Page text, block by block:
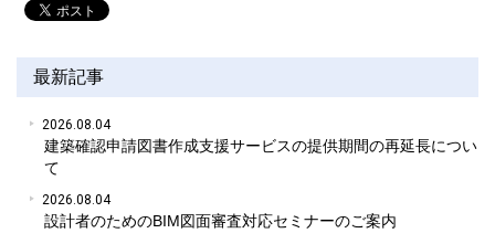
最新記事
2026.08.04
建築確認申請図書作成支援サービスの提供期間の再延長につい
て
2026.08.04
設計者のためのBIM図面審査対応セミナーのご案内